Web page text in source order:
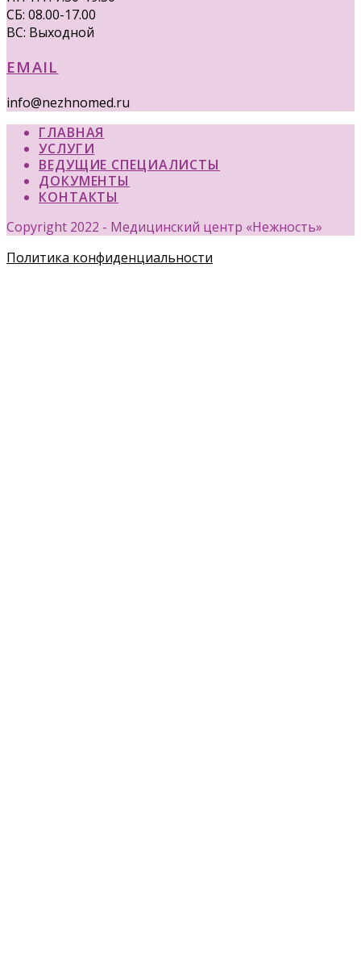
СБ: 08.00-17.00
ВС: Выходной
EMAIL
info@nezhnomed.ru
ГЛАВНАЯ
УСЛУГИ
ВЕДУЩИЕ СПЕЦИАЛИСТЫ
ДОКУМЕНТЫ
КОНТАКТЫ
Copyright 2022 - Медицинский центр «Нежность»
Политика конфиденциальности